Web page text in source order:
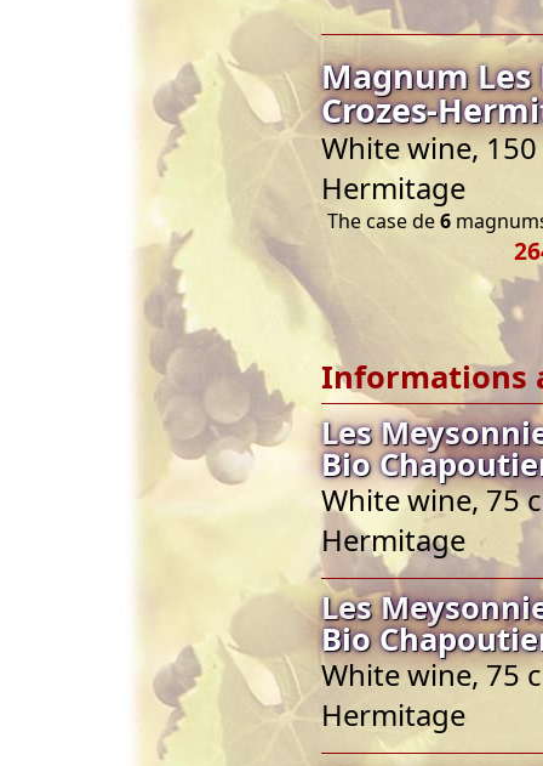
Magnum Les
Crozes-
White wine, 150
Hermitage
The case de6
Informations
Les
Bio
White wine, 75
Hermitage
Les
Bio
White wine, 75
Hermitage